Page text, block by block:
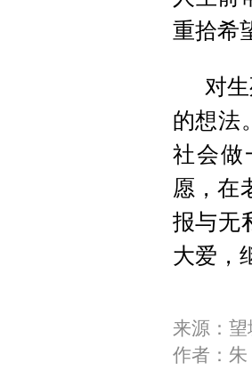
重拾希
对
的想法
社会做
愿，在
报与无
大爱，
来源：
作者：朱